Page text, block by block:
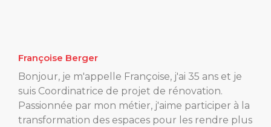
Françoise Berger
Bonjour, je m'appelle Françoise, j'ai 35 ans et je
suis Coordinatrice de projet de rénovation.
Passionnée par mon métier, j'aime participer à la
transformation des espaces pour les rendre plus